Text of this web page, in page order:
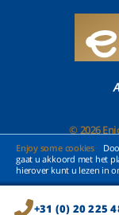
+31 (0) 20 225
Enjoy some cookies
gaat u akkoord met het
hierover kunt u lezen in
© 2026